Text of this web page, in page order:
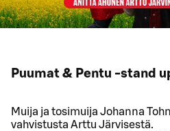
Puumat & Pentu -stand
Muija ja tosimuija Johanna
vahvistusta Arttu Järvisestä.